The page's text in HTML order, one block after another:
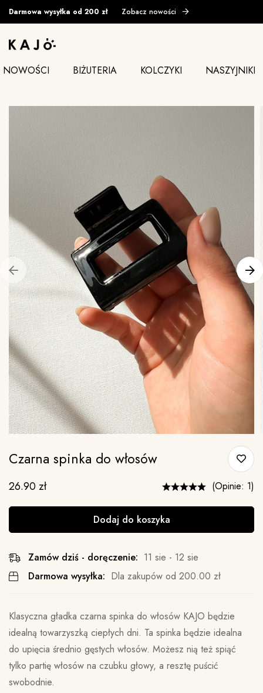
Darmowa wysyłka od 200 zł Zobacz nowości
NOWOŚCI BIŻUTERIA KOLCZYKI NASZYJNIKI
Czarna spinka do włosów
26.90zł (Opinie: 1)
Dodaj do koszyka
Zamów dziś - doręczenie: 11 sie - 12 sie
Darmowa wysyłka: Dla zakupów od 200.00 zł
Klasyczna gładka czarna spinka do włosów KAJO będzie
idealną towarzyszką ciepłych dni. Ta spinka będzie idealna
do upięcia średnio gęstych włosów. Możesz nią też spiąć
tylko partię włosów na czubku głowy, a resztę puścić
swobodnie.